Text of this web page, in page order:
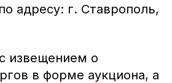
адресу: г. Ставрополь,
извещением о
в форме аукциона, а